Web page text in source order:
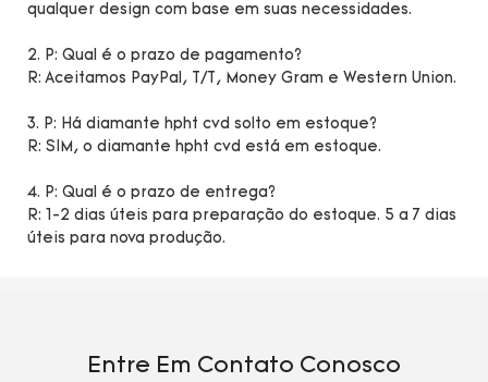
qualquer design com base em suas necessidades.
2. P: Qual é o prazo de pagamento?
R: Aceitamos PayPal, T/T, Money Gram e Western Union.
3. P: Há diamante hpht cvd solto em estoque?
R: SIM, o diamante hpht cvd está em estoque.
4. P: Qual é o prazo de entrega?
R: 1-2 dias úteis para preparação do estoque. 5 a 7 dias
úteis para nova produção.
Entre Em Contato Conosco